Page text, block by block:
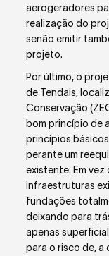
aerogeradores
realização do
senão emitir
projeto.
Por último, o
de Tendais,
Conservação
bom princípio de
princípios
perante um
existente. Em
infraestruturas
fundações
deixando para
apenas
para o risco de, a